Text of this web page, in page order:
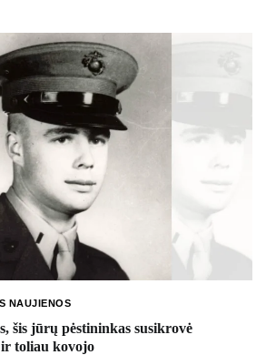
NAUJIENOS
šis jūrų pėstininkas susikrovė
ir toliau kovojo